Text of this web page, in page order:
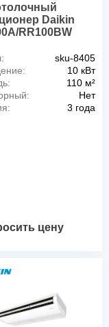
Daikin
RR100BW
sku-8405
10 кВт
110 м²
Нет
3 года
цену